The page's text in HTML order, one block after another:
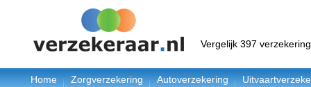
Vergelijk 397
Home Zorgverzekering Autoverzekering